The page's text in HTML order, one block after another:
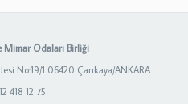
Odaları Birliği
No:19/1 06420 Çankaya/ANKARA
418 12 75